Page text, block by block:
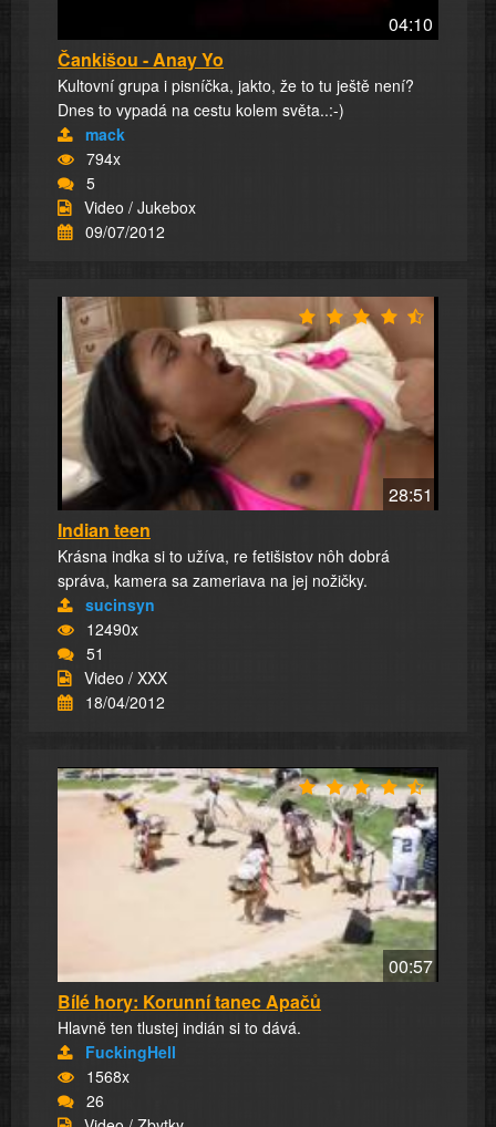
04:10
Čankišou - Anay Yo
Kultovní grupa i pisníčka, jakto, že to tu ještě není?
Dnes to vypadá na cestu kolem světa..:-)
mack
794x
5
Video / Jukebox
09/07/2012
28:51
Indian teen
Krásna indka si to užíva, re fetišistov nôh dobrá
správa, kamera sa zameriava na jej nožičky.
sucinsyn
12490x
51
Video / XXX
18/04/2012
00:57
Bílé hory: Korunní tanec Apačů
Hlavně ten tlustej indián si to dává.
FuckingHell
1568x
26